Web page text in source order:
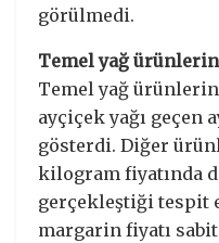
görülmedi.
Temel yağ
Temel yağ
ayçiçek yağı geçen
gösterdi. Diğer
kilogram fiyatında
gerçekleştiği tespit
margarin fiyatı sabit